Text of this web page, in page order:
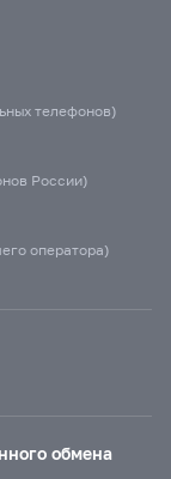
телефонов)
России)
оператора)
обмена